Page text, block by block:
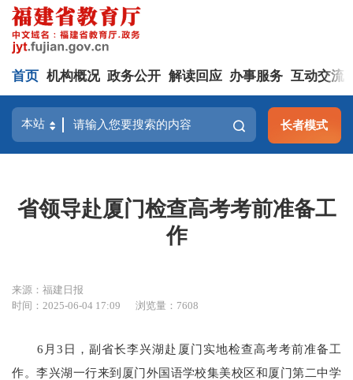
首页 机构概况 政务公开 解读回应 办事服务 互动交流
长者模式
省领导赴厦门检查高考考前准备工
作
来源：福建日报
时间：2025-06-04 17:09
浏览量：7608
6月3日，副省长李兴湖赴厦门实地检查高考考前准备工
作。李兴湖一行来到厦门外国语学校集美校区和厦门第二中学